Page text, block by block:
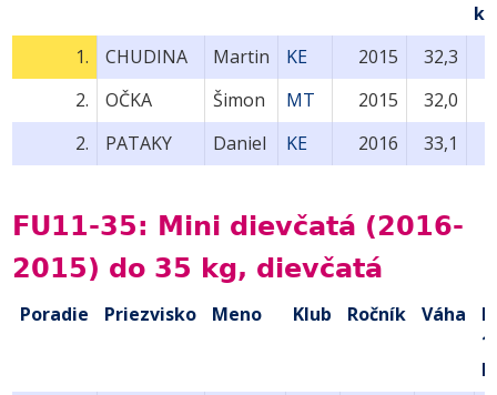
1.
CHUDINA Martin KE 2015
32,3
2.
OČKA Šimon MT 2015
32,0
2.
PATAKY Daniel KE 2016 33,1
FU11-35: Mini dievčatá (2016-
2015) do 35 kg, dievčatá
Poradie Priezvisko Meno Klub Ročník Váha
1.